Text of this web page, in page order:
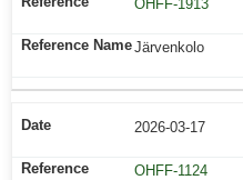
OHFF-1913
Järvenkolo
2026-03-17
OHFF-1124